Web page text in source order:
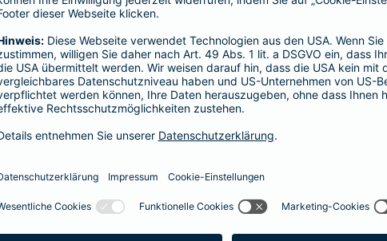
Vorteile der Barmenia-HYP
Barmenia-HYP kann durch den Zugriff auf
flexibel auf Ihre Wünsche reagieren.
Die Machbarkeit der Finanzierung zum